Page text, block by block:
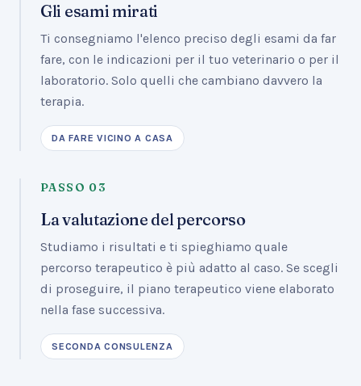
Gli esami mirati
Ti consegniamo l'elenco preciso degli esami da far
fare, con le indicazioni per il tuo veterinario o per il
laboratorio. Solo quelli che cambiano davvero la
terapia.
DA FARE VICINO A CASA
PASSO 03
La valutazione del percorso
Studiamo i risultati e ti spieghiamo quale
percorso terapeutico è più adatto al caso. Se scegli
di proseguire, il piano terapeutico viene elaborato
nella fase successiva.
SECONDA CONSULENZA